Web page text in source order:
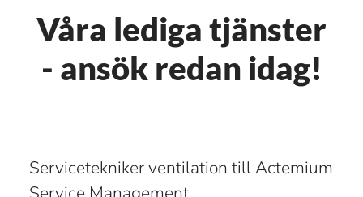
Våra lediga tjänster
- ansök redan idag!
Servicetekniker ventilation till Actemium